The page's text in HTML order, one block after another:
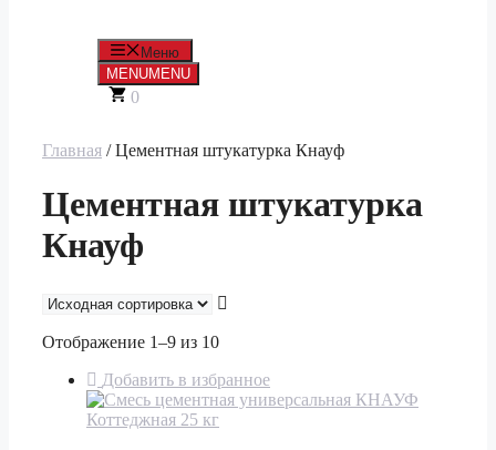
Меню
MENUMENU
0
Главная / Цементная штукатурка Кнауф
Цементная штукатурка
Кнауф
Отображение 1–9 из 10
Добавить в избранное